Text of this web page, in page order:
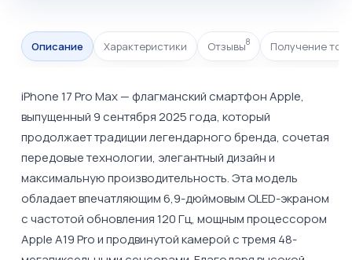
Описание Характеристики Отзывы8 Получение
iPhone 17 Pro Max — флагманский смартфон Apple,
выпущенный 9 сентября 2025 года, который
продолжает традиции легендарного бренда, сочетая
передовые технологии, элегантный дизайн и
максимальную производительность. Эта модель
обладает впечатляющим 6,9-дюймовым OLED-экраном
с частотой обновления 120 Гц, мощным процессором
Apple A19 Pro и продвинутой камерой с тремя 48-